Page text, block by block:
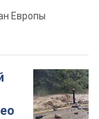
Европы